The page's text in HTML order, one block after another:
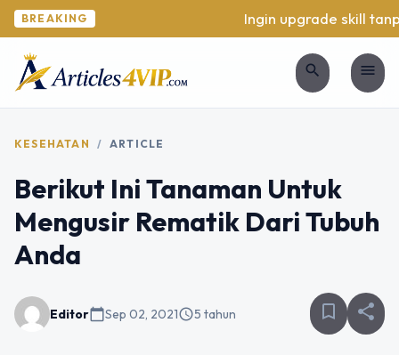
BREAKING Ingin upgrade skill
search menu
KESEHATAN / ARTICLE
Berikut Ini Tanaman Untuk
Mengusir Rematik Dari Tubuh
Anda
Editorcalendar_todaySep 02, 2021schedule5 tahun bookmark_border share